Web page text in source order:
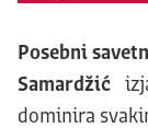
Posebni
Samardžić
dominira